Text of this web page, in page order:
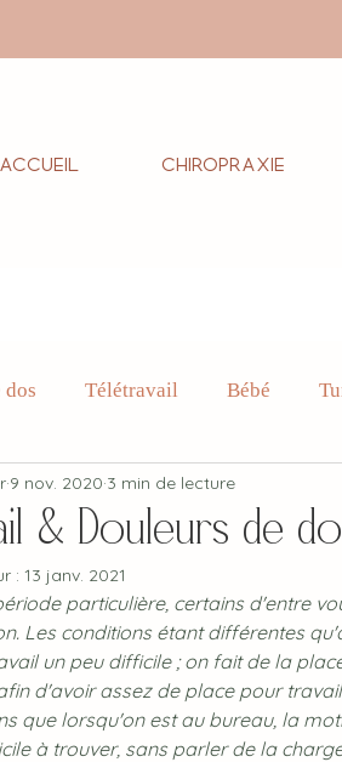
Accueil Chiropraxie
dos Télétravail Bébé
& Douleurs de
9 nov. 2020 3 min de lecture
: 13 janv. 2021
particulière, certains d'entre
Les conditions étant différentes
un peu difficile ; on fait de la
d'avoir assez de place pour
que lorsqu'on est au bureau, la
à trouver, sans parler de la